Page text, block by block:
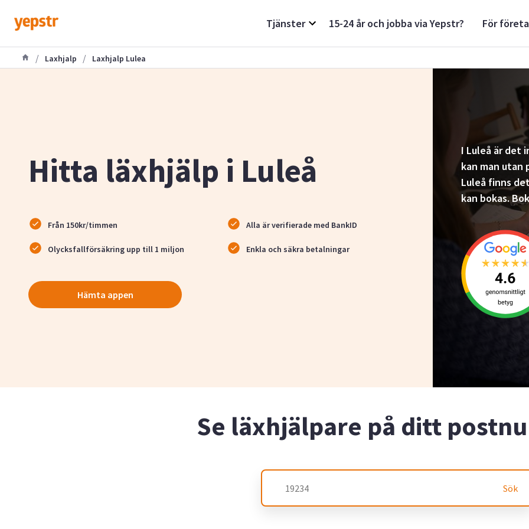
Tjänster 15-24 år och jobba via Yepstr? För
/ Laxhjalp / Laxhjalp Lulea
Hitta läxhjälp i Luleå
Från 150kr/timmen Alla är verifierade med BankID
Olycksfallförsäkring upp till 1 miljon Enkla och säkra betalningar
Hämta appen
I Luleå är det
kan man utan
Luleå finns
kan bokas.
Se läxhjälpare på ditt
Sök